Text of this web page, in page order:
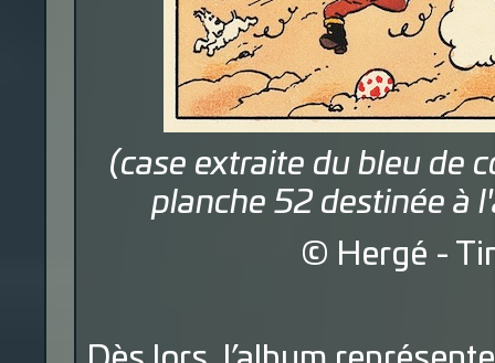
(case extraite du bleu de
planche 52 destinée à
© Hergé -